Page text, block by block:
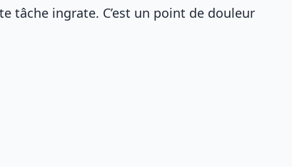
tâche ingrate. C’est un point de douleur